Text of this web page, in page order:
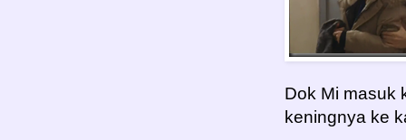
Dok Mi masuk
keningnya ke